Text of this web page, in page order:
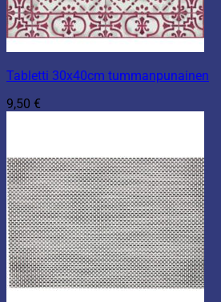
Tabletti 30x40cm tummanpunainen
9,50 €